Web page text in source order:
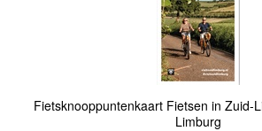
Fietsknooppuntenkaart Fietsen in Zuid-
Limburg